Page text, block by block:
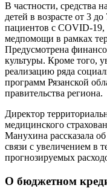
В частности, средства
детей в возрасте от 3
пациентов с COVID-19,
медпомощи в рамках
Предусмотрена
культуры. Кроме того,
реализацию ряда
программ Рязанской
правительства региона.
Директор
медицинского
Манухина рассказала
связи с увеличением в
прогнозируемых
О бюджетном